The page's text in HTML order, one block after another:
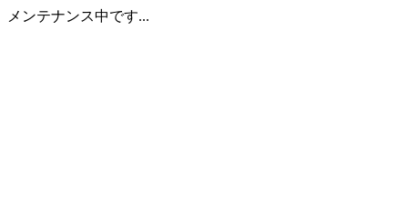
メンテナンス中です...